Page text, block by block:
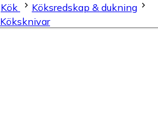
Kök
Köksredskap & dukning
Köksknivar